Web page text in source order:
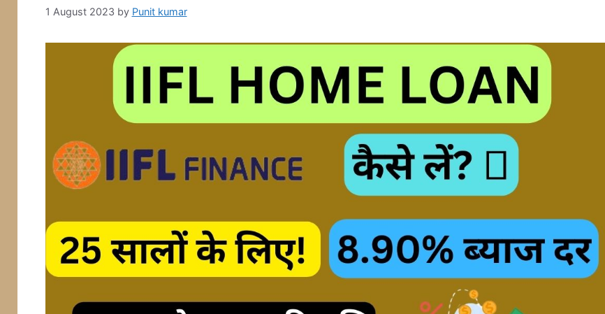
1 August 2023 by Punit kumar